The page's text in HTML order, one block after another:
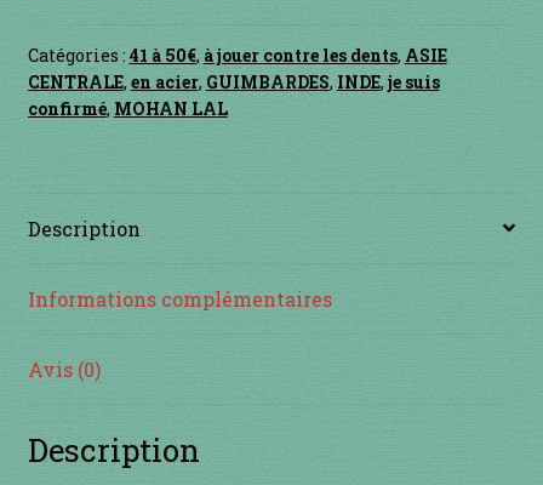
en acier
en bronze
en laiton
en plastique
Catégories :41 à 50€, à jouer contre les dents, ASIE
CENTRALE,en acier, GUIMBARDES, INDE,je suis
confirmé, MOHAN LAL
Description
Informations complémentaires
Avis (0)
Description